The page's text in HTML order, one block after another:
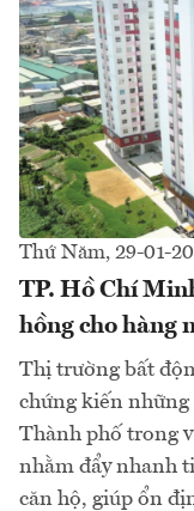
Thứ Năm, 29-01-
TP. Hồ Chí
hồng cho hàng
Thị trường bất
chứng kiến
Thành phố trong
nhằm đẩy nhanh
căn hộ, giúp ổn